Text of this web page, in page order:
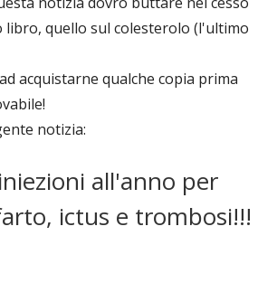
libro, quello sul colesterolo (l'ultimo
acquistarne qualche copia prima
notizia:
all'anno per
ictus e trombosi!!!